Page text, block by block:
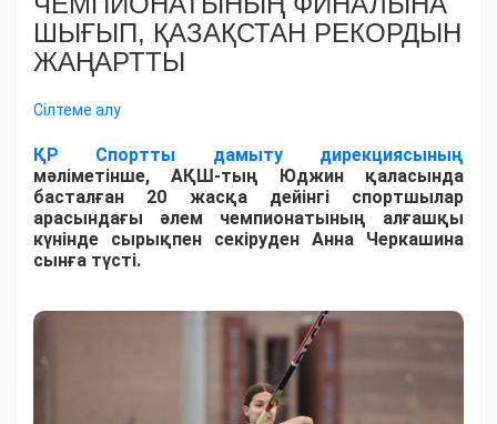
ШЫҒЫП, ҚАЗАҚСТАН РЕКОРДЫН
ЖАҢАРТТЫ
Сілтеме алу
ҚР Спортты дамыту дирекциясының
мәліметінше, АҚШ-тың Юджин қаласында
басталған 20 жасқа дейінгі спортшылар
арасындағы әлем чемпионатының алғашқы
күнінде сырықпен секіруден Анна Черкашина
сынға түсті.